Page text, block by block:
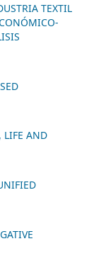
TEXTIL
LIFE AND